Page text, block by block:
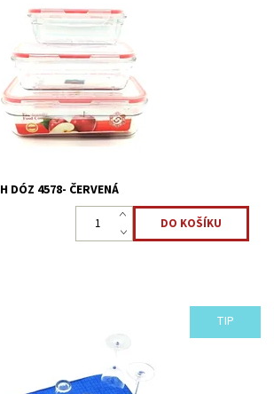
dóz na potraviny obdelníkový - Červená
Dózy jsou čiré z krystalitového lesku
odolné
>5 ks
DÓZ 4578- ČERVENÁ
TIP
podložka na nádobí je užitečným
kuchyňskou linku, rychle vysuší křehké